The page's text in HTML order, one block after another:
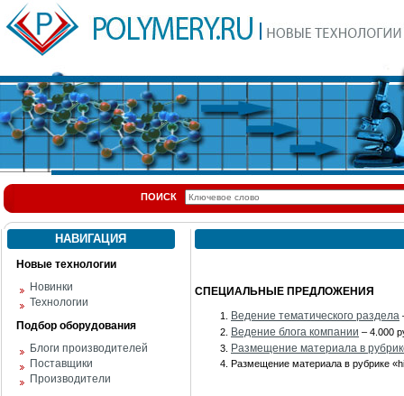
ПОИСК
НАВИГАЦИЯ
Новые технологии
Новинки
Технологии
Подбор оборудования
Блоги производителей
Поставщики
Производители
СПЕЦИАЛЬНЫЕ ПРЕДЛОЖЕНИЯ
Ведение тематического раздела
Ведение блога компании – 4.000
Размещение материала в
Размещение материала в рубрике